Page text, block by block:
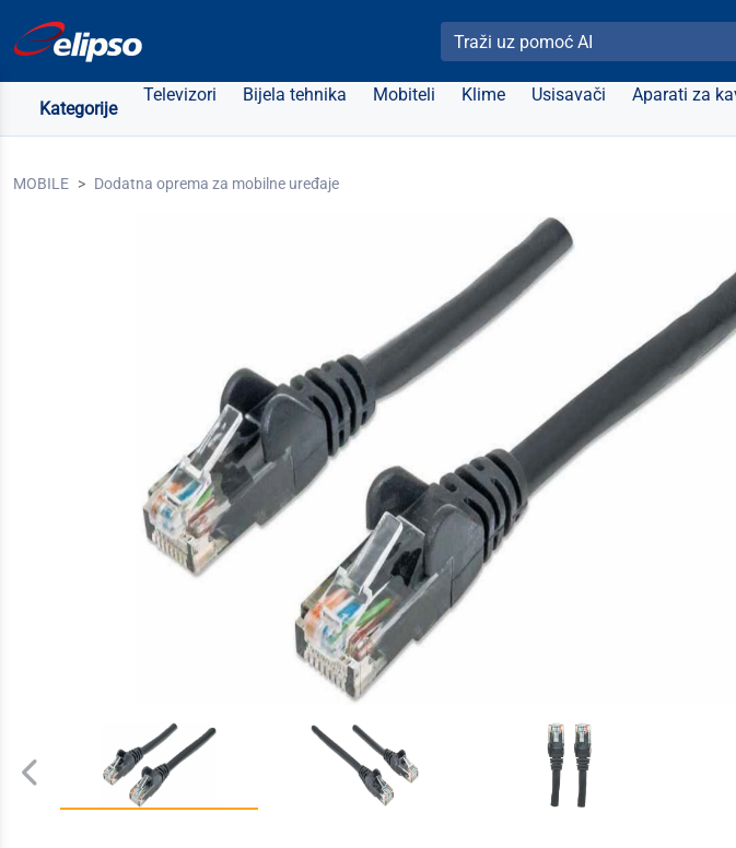
Pretraži Elipso
Kategorije
Televizori Bijela tehnika Mobiteli Klime Usisavači Aparati za
MOBILE Dodatna oprema za mobilne uređaje